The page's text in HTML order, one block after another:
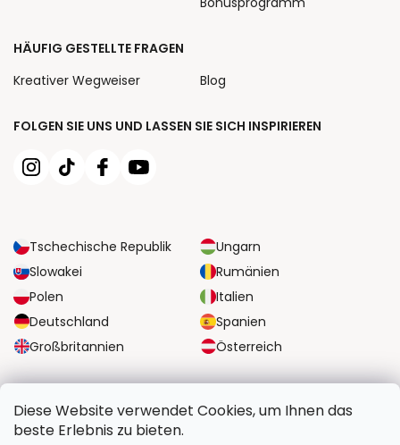
Diese Website verwendet Cookies, um Ihnen das
beste Erlebnis zu bieten.
FOLGEN SIE UNS UND LASSEN SIE SICH INSPIRIEREN
Tschechische Republik
Ungarn
Slowakei
Rumänien
Polen
Italien
Deutschland
Spanien
Großbritannien
Österreich
HÄUFIG GESTELLTE FRAGEN
Kreativer Wegweiser
Blog